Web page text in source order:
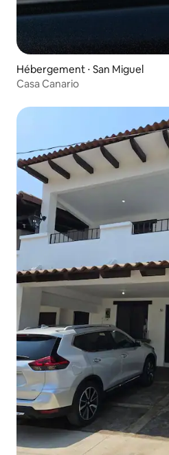
Hébergement ⋅ San Miguel
Casa Canario